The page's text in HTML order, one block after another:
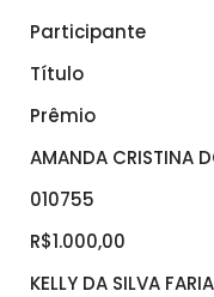
Participante
Título
Prêmio
AMANDA CRISTINA
010755
R$1.000,00
KELLY DA SILVA FARIA